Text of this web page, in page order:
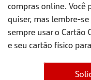
compras online. Você
quiser, mas lembre-
sempre usar o Cartão
e seu cartão físico